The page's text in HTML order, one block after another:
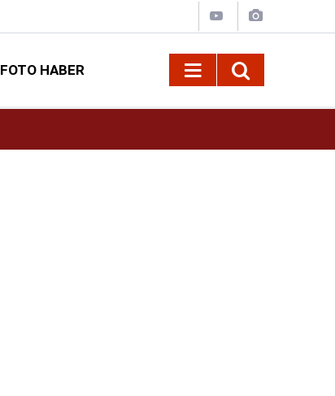
FOTO HABER